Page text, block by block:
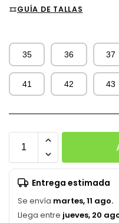
GUÍA DE TALLAS
35 36 37
41 42 43
Entrega estimada
Se envía martes, 11 ago.
Llega entre jueves, 20